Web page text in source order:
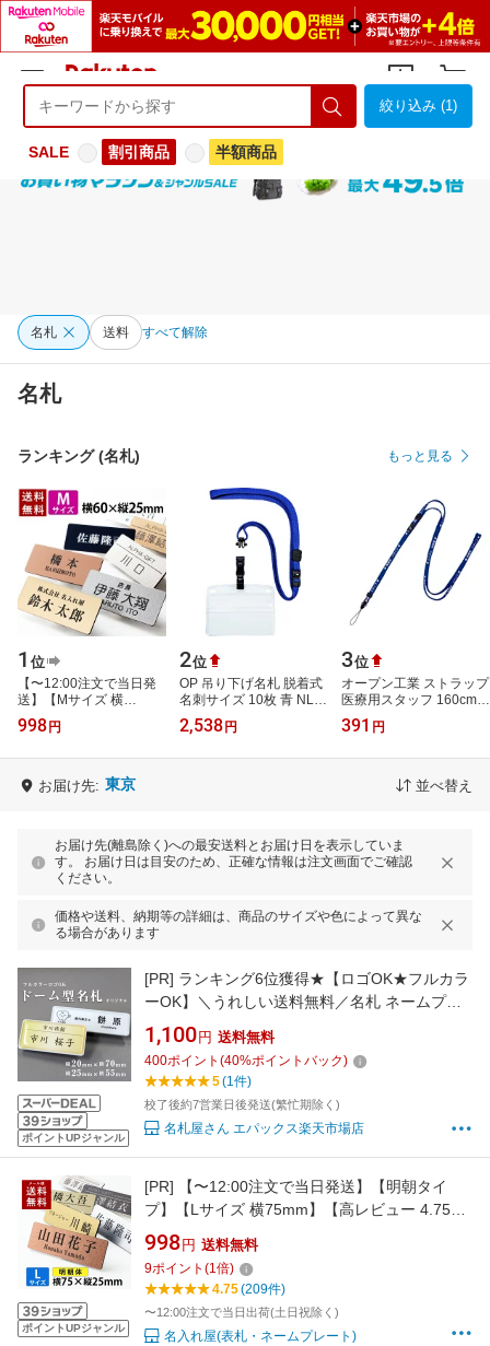
ようこそ 楽天市場へ ログイン
絞り込み (1)
SALE 割引商品 半額商品
名札 送料 すべて解除
名札
ランキング (名札) もっと見る
1 位
【〜12:00注文で当日発
送】【Mサイズ 横
60mm】【高レビュー
4.93点】1個から製作 作
998 円
2位
OP 吊り下げ名札 脱着式
名刺サイズ 10枚 青 NL-
5-BU
2,538 円
3位
オープン工業 ストラップ
医療用スタッフ 160cm
青 NX-203P-BU
391 円
お届け先: 東京 並べ替え
お届け先(離島除く)への最安送料とお届け日を表示していま
す。 お届け日は目安のため、正確な情報は注文画面でご確認
ください。
価格や送料、納期等の詳細は、商品のサイズや色によって異な
る場合があります
ポイントUPジャンル
[PR] ランキング6位獲得★【ロゴOK★フルカラ
ーOK】＼うれしい送料無料／名札 ネームプレ
ート クリアドーム ドーム名札 クリップ マグネ
ット ネームタグ 名前 オリジナル 名入れ サロ
ン スタッフ バスガイド 1個から製作 名入
れ ロゴ 歯医者 クリニック 美容院 ブライダル
1,100 円 送料無料
400ポイント (40%ポイントバック)
5(1件)
校了後約7営業日後発送(繁忙期除く)
名札屋さん エパックス楽天市場店
ポイントUPジャンル
[PR]
【〜12:00注文で当日発送】【明朝タイ
プ】【Lサイズ 横75mm】【高レビュー 4.75
点】1個から製作 名札 作成 ネームプレート ネ
ームタグ ホテル 会社 学校 病院 オフィス クリ
ニック お店 アクリル 刻印 名前 オーダー 名入
れ クリップ ピン シルバー ゴールド ステンレス
998 円 送料無料
9ポイント (1倍)
4.75(209件)
〜12:00注文で当日出荷(土日祝除く)
名入れ屋(表札・ネームプレート)